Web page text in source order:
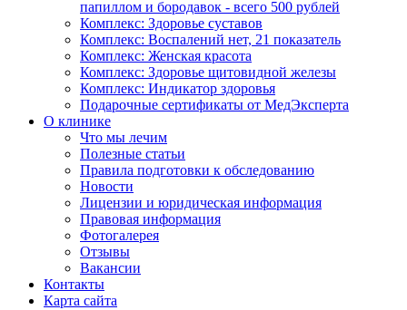
папиллом и бородавок - всего 500 рублей
Комплекс: Здоровье суставов
Комплекс: Воспалений нет, 21 показатель
Комплекс: Женская красота
Комплекс: Здоровье щитовидной железы
Комплекс: Индикатор здоровья
Подарочные сертификаты от МедЭксперта
О клинике
Что мы лечим
Полезные статьи
Правила подготовки к обследованию
Новости
Лицензии и юридическая информация
Правовая информация
Фотогалерея
Отзывы
Вакансии
Контакты
Карта сайта